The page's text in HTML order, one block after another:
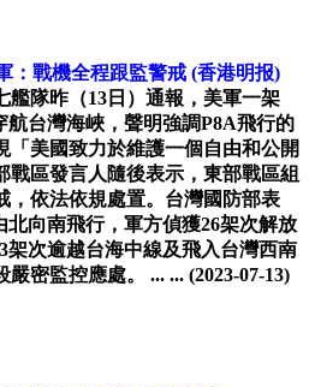
：戰機全程跟監警戒 (香港明报)
艦隊昨（13日）通報，美軍一架
台灣海峽，聲明強調P8A飛行的
「美國致力於維護一個自由和公開
戰區發言人隨後表示，東部戰區組
，依法依規處置。台灣國防部表
向南飛行，軍方偵獲26架次解放
架次逾越台海中線及飛入台灣西南
嚴密監控應處。 ... ... (2023-07-13)